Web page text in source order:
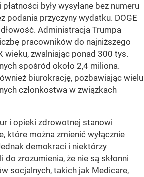
były wysyłane bez numeru
podania przyczyny wydatku. DOGE
Administracja Trumpa
pracowników do najniższego
wieku, zwalniając ponad 300 tys.
spośród około 2,4 miliona.
biurokrację, pozbawiając wielu
członkostwa w związkach
i opieki zdrowotnej stanowi
które można zmienić wyłącznie
demokraci i niektórzy
do zrozumienia, że nie są skłonni
socjalnych, takich jak Medicare,